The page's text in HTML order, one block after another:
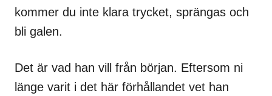
kommer du inte klara trycket, sprängas och
bli galen.
Det är vad han vill från början. Eftersom ni
länge varit i det här förhållandet vet han